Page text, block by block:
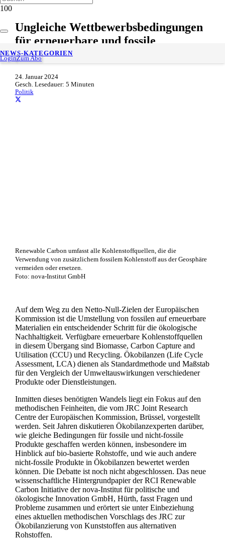
LoginZum Abo
NEWS-KATEGORIEN
Ungleiche Wettbewerbsbedingungen
für erneuerbare und fossile
Materialien in Ökobilanzen
24. Januar 2024
Gesch. Lesedauer: 5 Minuten
Politik
Renewable Carbon umfasst alle Kohlenstoffquellen, die die
Verwendung von zusätzlichem fossilem Kohlenstoff aus der Geosphäre
vermeiden oder ersetzen.
Foto: nova-Institut GmbH
Auf dem Weg zu den Netto-Null-Zielen der Europäischen
Kommission ist die Umstellung von fossilen auf erneuerbare
Materialien ein entscheidender Schritt für die ökologische
Nachhaltigkeit. Verfügbare erneuerbare Kohlenstoffquellen
in diesem Übergang sind Biomasse, Carbon Capture and
Utilisation (CCU) und Recycling. Ökobilanzen (Life Cycle
Assessment, LCA) dienen als Standardmethode und Maßstab
für den Vergleich der Umweltauswirkungen verschiedener
Produkte oder Dienstleistungen.
Inmitten dieses benötigten Wandels liegt ein Fokus auf den
methodischen Feinheiten, die vom JRC Joint Research
Centre der Europäischen Kommission, Brüssel, vorgestellt
werden. Seit Jahren diskutieren Ökobilanzexperten darüber,
wie gleiche Bedingungen für fossile und nicht-fossile
Produkte geschaffen werden können, insbesondere im
Hinblick auf bio-basierte Rohstoffe, und wie auch andere
nicht-fossile Produkte in Ökobilanzen bewertet werden
können. Die Debatte ist noch nicht abgeschlossen. Das neue
wissenschaftliche Hintergrundpapier der RCI Renewable
Carbon Initiative der nova-Institut für politische und
ökologische Innovation GmbH, Hürth, fasst Fragen und
Probleme zusammen und erörtert sie unter Einbeziehung
eines aktuellen methodischen Vorschlags des JRC zur
Ökobilanzierung von Kunststoffen aus alternativen
Rohstoffen.